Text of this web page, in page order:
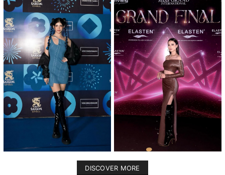
DISCOVER MORE